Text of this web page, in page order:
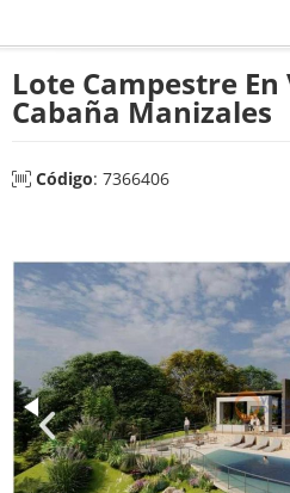
Lote Campestre En
Cabaña Manizales
Código: 7366406